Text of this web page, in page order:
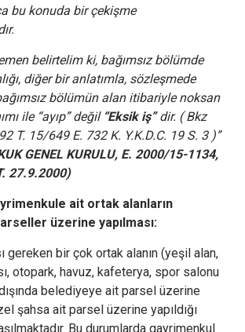
bu konuda bir çekişme
belirtelim ki, bağımsız bölümde
diğer bir anlatımla, sözleşmede
bölümün alan itibariyle noksan
ile “ayıp” değil “Eksik iş”dir. ( Bkz
T. 15/649 E. 732 K. Y.K.D.C. 19 S. 3 )”
GENEL KURULU, E. 2000/15-1134,
27.9.2000)
ait ortak alanların
üzerine yapılması:
gereken bir çok ortak alanın (yeşil alan,
otopark, havuz, kafeterya, spor salonu
belediyeye ait parsel üzerine
şahsa ait parsel üzerine yapıldığı
Bu durumlarda gayrimenkul